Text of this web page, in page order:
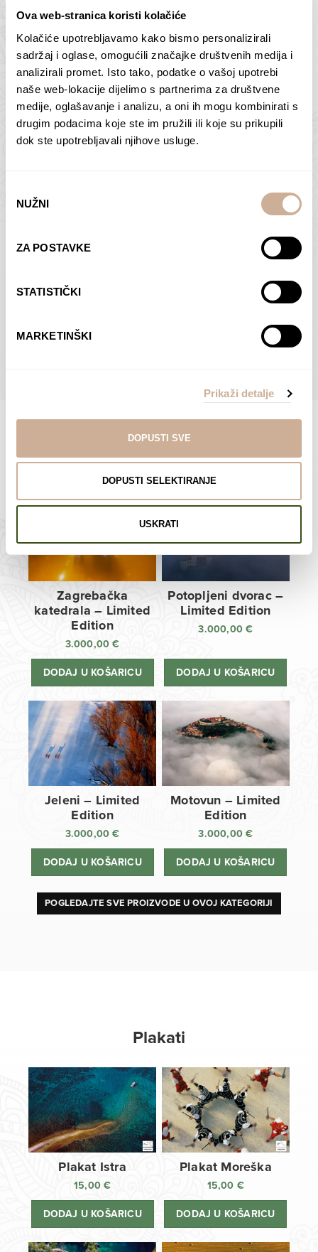
Ova web-stranica koristi kolačiće
Kolačiće upotrebljavamo kako bismo personalizirali
sadržaj i oglase, omogućili značajke društvenih medija i
analizirali promet. Isto tako, podatke o vašoj upotrebi
naše web-lokacije dijelimo s partnerima za društvene
medije, oglašavanje i analizu, a oni ih mogu kombinirati s
drugim podacima koje ste im pružili ili koje su prikupili
dok ste upotrebljavali njihove usluge.
pristanka
NUŽNI
ZA POSTAVKE
STATISTIČKI
MARKETINŠKI
Prikaži detalje
DOPUSTI SVE
DOPUSTI SELEKTIRANJE
USKRATI
Butan – ljudi 2
75,00€ – 138,00€Raspon
cijena:
od
75,00 €
138,00 €
ODABERI OPCIJE
Antarktika – krajolik
2
75,00€ – 138,00€Raspon
cijena:
od
ODABERI OPCIJE
Dolac
ODABERI OPCIJE
Moreškanti – sjena
€Raspon
od
75,00 €
do
138,00 €
ODABERI OPCIJE
POGLEDAJTE SVE PROIZVODE U OVOJ KATEGORIJI
Limited Edition Fotografije
Zagrebačka
katedrala – Limited
Edition
3.000,00€
DODAJ U KOŠARICU
Potopljeni dvorac –
Limited Edition
3.000,00€
DODAJ U KOŠARICU
Jeleni – Limited
Edition
3.000,00€
DODAJ U KOŠARICU
Motovun – Limited
Edition
3.000,00€
DODAJ U KOŠARICU
POGLEDAJTE SVE PROIZVODE U OVOJ KATEGORIJI
Plakati
Plakat Istra
15,00€
DODAJ U KOŠARICU
Plakat Moreška
15,00 €
DODAJ U KOŠARICU